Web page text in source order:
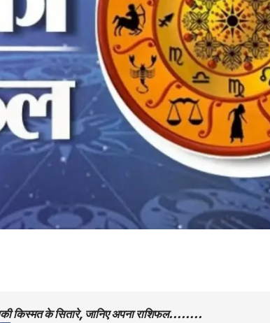
किस्मत के सितारे, जानिए अपना राशिफल……..